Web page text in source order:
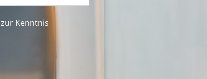
zur Kenntnis